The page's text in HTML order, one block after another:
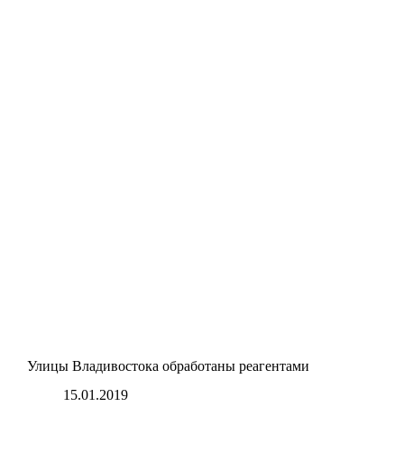
Улицы Владивостока обработаны реагентами
15.01.2019